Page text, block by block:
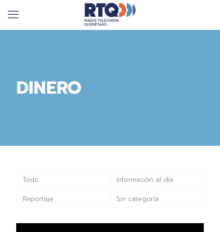
DINERO
Todo Información al día
Reportaje Sin categoría